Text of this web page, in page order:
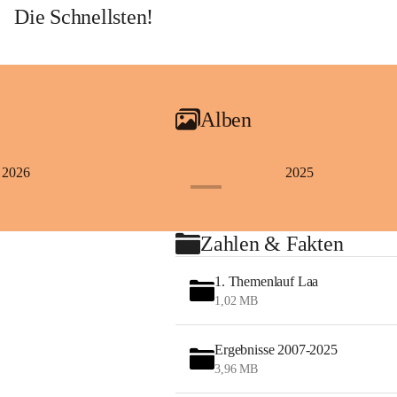
Die Schnellsten!
Alben
2026 2025
Zahlen & Fakten
1. Themenlauf Laa
1,02 MB
Ergebnisse 2007-2025
3,96 MB